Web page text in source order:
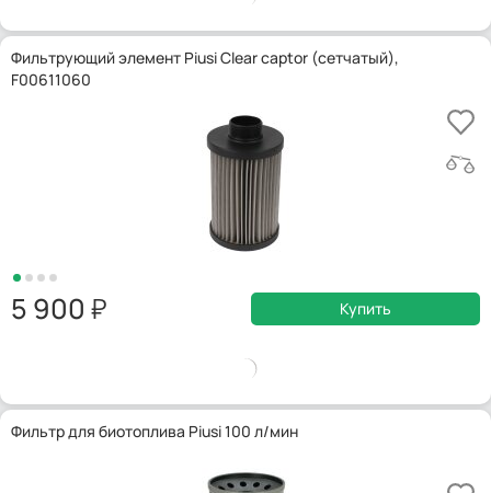
Фильтрующий элемент Piusi Clear captor (сетчатый),
F00611060
5 900 Купить
Фильтр для биотоплива Piusi 100 л/мин